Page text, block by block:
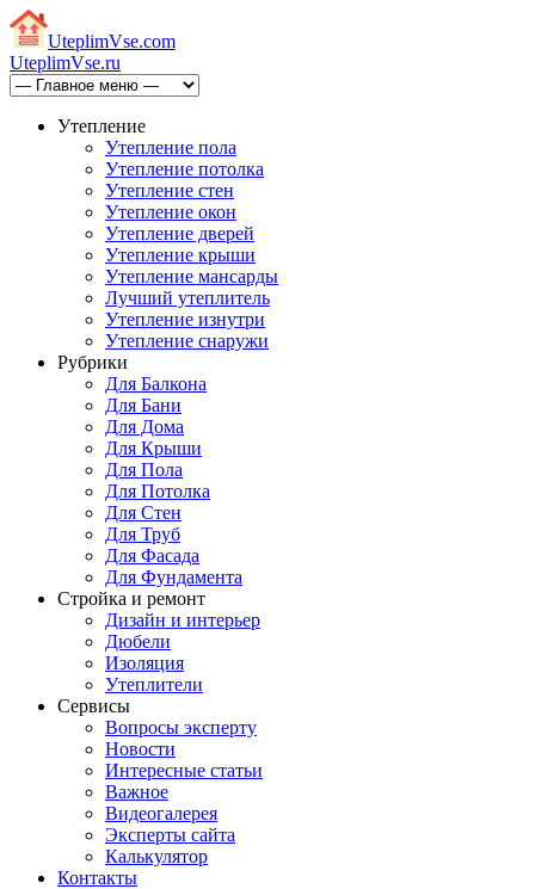
UteplimVse.com
UteplimVse.ru
Утепление
Утепление пола
Утепление потолка
Утепление стен
Утепление окон
Утепление дверей
Утепление крыши
Утепление мансарды
Лучший утеплитель
Утепление изнутри
Утепление снаружи
Рубрики
Для Балкона
Для Бани
Для Дома
Для Крыши
Для Пола
Для Потолка
Для Стен
Для Труб
Для Фасада
Для Фундамента
Стройка и ремонт
Дизайн и интерьер
Дюбели
Изоляция
Утеплители
Сервисы
Вопросы эксперту
Новости
Интересные статьи
Важное
Видеогалерея
Эксперты сайта
Калькулятор
Контакты